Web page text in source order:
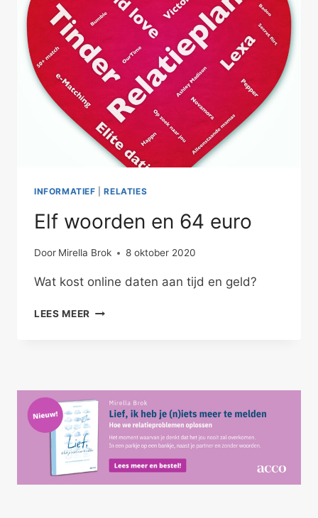
INFORMATIEF |RELATIES
Elf woorden en 64 euro
Door Mirella Brok 8 oktober 2020
Wat kost online daten aan tijd en geld?
LEES MEER ELF